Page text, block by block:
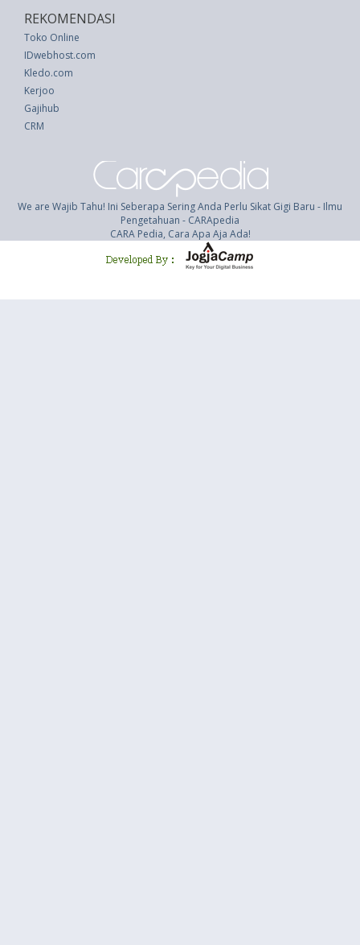
REKOMENDASI
Toko Online
IDwebhost.com
Kledo.com
Kerjoo
Gajihub
CRM
We are Wajib Tahu! Ini Seberapa Sering Anda Perlu Sikat Gigi Baru - Ilmu
Pengetahuan - CARApedia
CARA Pedia, Cara Apa Aja Ada!